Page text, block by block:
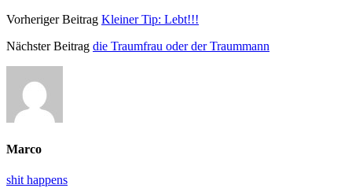
Vorheriger Beitrag Kleiner Tip: Lebt!!!
Nächster Beitrag die Traumfrau oder der Traummann
Marco
shit happens